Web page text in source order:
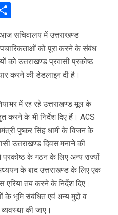
सचिवालय में उत्तराखण्ड
को पूरा करने के संबंध
को उत्तराखण्ड प्रवासी प्रकोष्ठ
करने की डेडलाइन दी है।
में रह रहे उत्तराखण्ड मूल के
करने के भी निर्देश दिए हैं। ACS
पुष्कर सिंह धामी के विजन के
उत्तराखण्ड दिवस मनाने की
के गठन के लिए अन्य राज्यों
के बाद उत्तराखण्ड के लिए एक
तय करने के निर्देश दिए।
के भूमि संबंधित एवं अन्य मुद्दों व
की जाए।